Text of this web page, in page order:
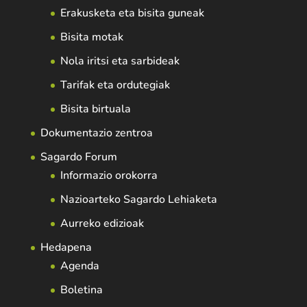
Erakusketa eta bisita guneak
Bisita motak
Nola iritsi eta sarbideak
Tarifak eta ordutegiak
Bisita birtuala
Dokumentazio zentroa
Sagardo Forum
Informazio orokorra
Nazioarteko Sagardo Lehiaketa
Aurreko edizioak
Hedapena
Agenda
Boletina